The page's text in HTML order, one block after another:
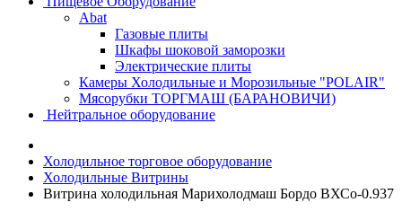
Abat
Газовые плиты
Шкафы шоковой заморозки
Электрические плиты
Камеры Холодильные и Морозильные "POLAIR"
Мясорубки ТОРГМАШ (БАРАНОВИЧИ)
Нейтральное оборудование
Холодильное торговое оборудование
Холодильные Витрины
Витрина холодильная Марихолодмаш Бордо ВХСо-0.937